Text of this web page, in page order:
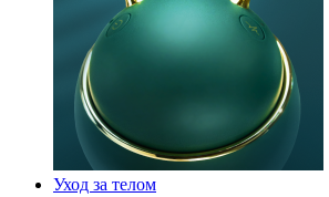
Уход за телом